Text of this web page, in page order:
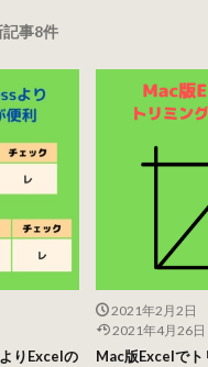
事8件
りExcelの
2021年2月2日
2021年4月26日
Mac版Excelでト